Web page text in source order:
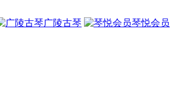
广陵古琴 琴悦会员